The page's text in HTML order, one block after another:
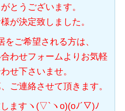
とうございます。
が決定致しました。
をご希望される方は、
わせフォームよりお気軽
せ下さいませ。
ご連絡させて頂きます。
ますヽ(▽`ヽo)(oﾉ´▽)ﾉ